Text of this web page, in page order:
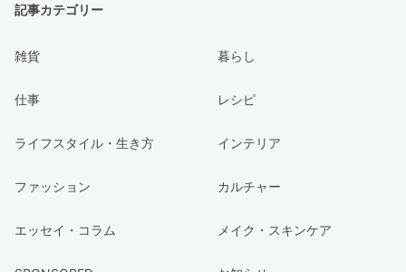
記事カテゴリー
雑貨 暮らし
仕事 レシピ
ライフスタイル・生き方 インテリア
ファッション カルチャー
エッセイ・コラム メイク・スキンケア